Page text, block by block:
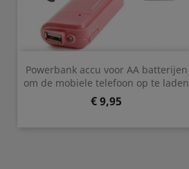
Powerbank accu voor AA batterijen
om de mobiele telefoon op te laden
Prijs
€ 9,95